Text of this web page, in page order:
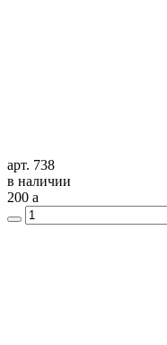
арт. 738
в наличии
200 a